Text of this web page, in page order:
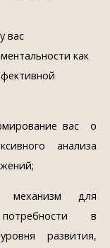
вас
как
вас о
анализа
механизм для
потребности в
развития,